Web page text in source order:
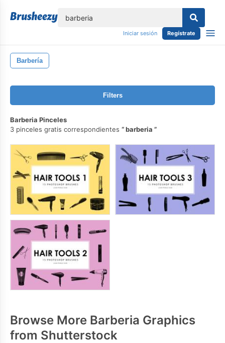
Iniciar sesión Regístrate
Barbería
Filters
Barberia Pinceles
3 pinceles gratis correspondientes
barberia
Browse More Barberia Graphics
from Shutterstock